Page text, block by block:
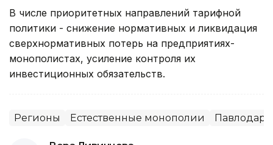
В числе приоритетных направлений тарифной
политики - снижение нормативных и ликвидация
сверхнормативных потерь на предприятиях-
монополистах, усиление контроля их
инвестиционных обязательств.
Регионы Естественные монополии